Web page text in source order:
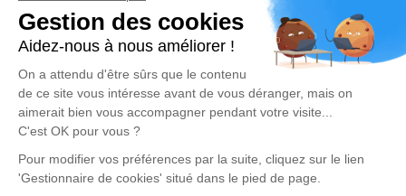
ou des textes. Cet endroit est un lieu d'expression dédié à
honorer la mémoire de René RIOLINO.
Un service de plantation d’arbre hommage estdisponible